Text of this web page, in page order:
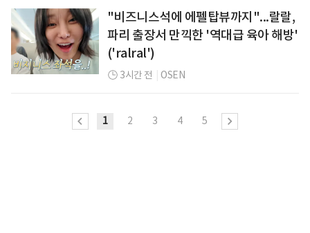
"비즈니스석에 에펠탑뷰까지"...랄랄,
파리 출장서 만끽한 '역대급 육아 해방'
('ralral')
3시간 전 OSEN
1 2 3 4 5